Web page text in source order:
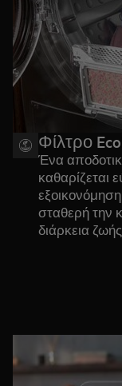
Φίλτρο
Ένα
καθαρίζεται
σταθερή την
διάρκεια